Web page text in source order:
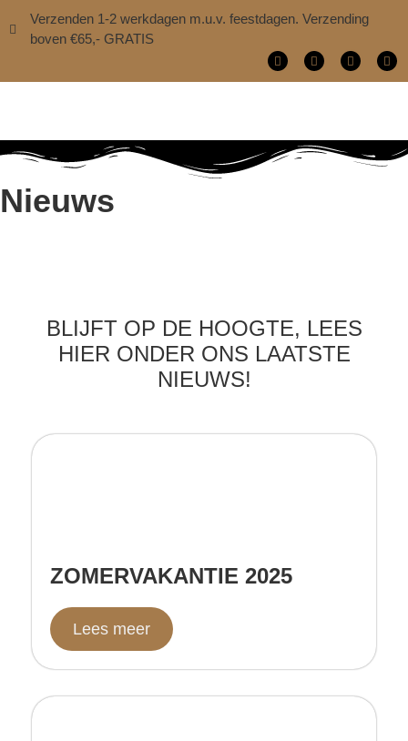
Verzenden 1-2 werkdagen m.u.v. feestdagen. Verzending
boven €65,- GRATIS
Nieuws
BLIJFT OP DE HOOGTE, LEES
HIER ONDER ONS LAATSTE
NIEUWS!
ZOMERVAKANTIE 2025
Lees meer